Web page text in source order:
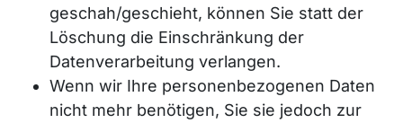
geschah/geschieht, können Sie statt der
Löschung die Einschränkung der
Datenverarbeitung verlangen.
Wenn wir Ihre personenbezogenen Daten
nicht mehr benötigen, Sie sie jedoch zur